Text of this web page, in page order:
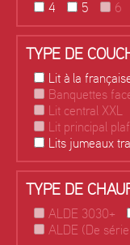
4 5 6
TYPE DE
Lit à la
Banquettes
Lit central XXL
Lit principal
Lits jumeaux
TYPE DE
ALDE 3030+
ALDE (De